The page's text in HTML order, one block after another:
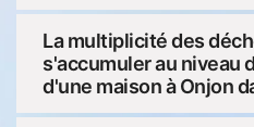
La multiplicité des
s'accumuler au niveau
d'une maison à Onjon